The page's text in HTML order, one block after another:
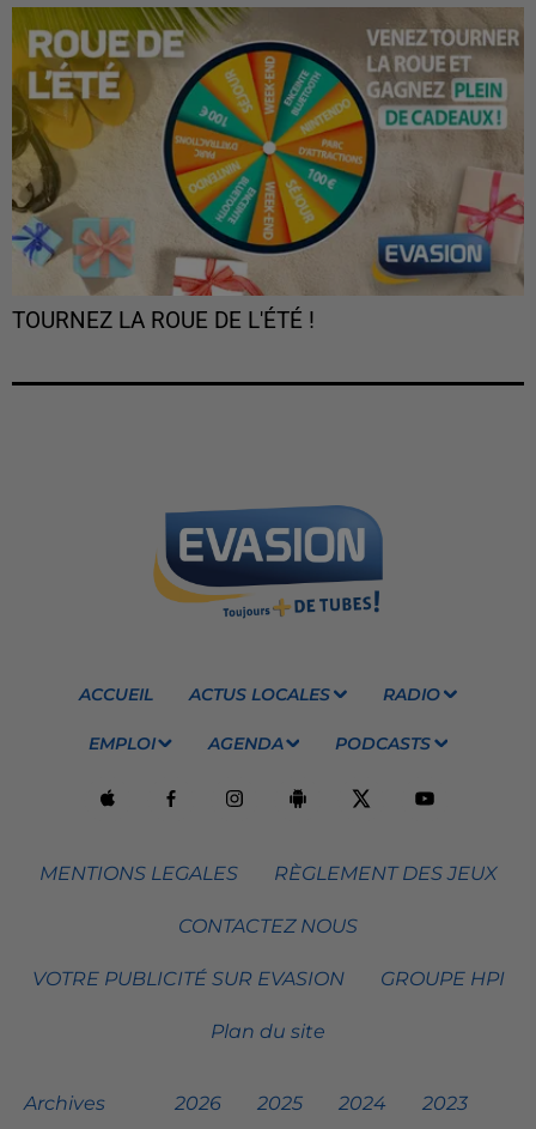
TOURNEZ LA ROUE DE L'ÉTÉ !
ACCUEIL ACTUS LOCALES RADIO
EMPLOI AGENDA PODCASTS
MENTIONS LEGALES RÈGLEMENT DES JEUX
CONTACTEZ NOUS
VOTRE PUBLICITÉ SUR EVASION GROUPE HPI
Plan du site
Archives 2026 2025 2024 2023